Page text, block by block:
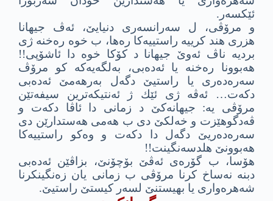
ئێكسه‌ر.
و مرۆڤى، ل سه‌رانسه‌رى دنیایێ، ئه‌ڤ جیهانا
هزرى هند كرییه‌ راستییه‌كا ره‌ها، ب خوه‌ ره‌خنه‌ ژى
بردیه‌ ناڤ ئه‌وێ جیهانا د كۆكا خوه‌ دا ئاشۆپى!!
هه‌بوونا ره‌خنه‌ یا ئه‌ده‌بى، به‌لگه‌یه‌كه‌ كو مرۆڤ
سه‌ره‌ده‌رى یا راستیێ دگه‌ل به‌رهه‌مێ ئه‌ده‌بى
دكه‌ت… ئه‌ڤه‌ ژى ئێك ژ ئه‌نتیكه‌ترین سیفه‌تێن
مرۆڤی یه‌: جیهانه‌كێ د زمانى دا ئاڤا دكه‌ت و
ڤه‌دگوهێزت و خه‌لكێ دى ب هه‌مى هه‌ستدارێن دى
سه‌ره‌ده‌ریێ دگه‌ل دا دكه‌ت و وه‌كو راستییه‌كا
هه‌بوونێ هلدسه‌نگینت!!
هۆسا، ب گۆره‌ى ئه‌ڤێ بۆچۆنێ، بزاڤێن ئه‌ده‌بى
دبنه‌ نه‌ساخ كرنا مرۆڤى ب زمانى یان زه‌نگینكرنا
شه‌هره‌وارى یا بهیستنێ لسه‌ر كیستێ راستیێ.